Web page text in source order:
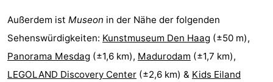
Duinen
aan
Bergen
-
Egmond
-
Außerdem ist Museon in der Nähe der folgenden
Sehenswürdigkeiten: Kunstmuseum Den Haag (±50 m),
Panorama Mesdag (±1,6 km), Madurodam (±1,7 km),
LEGOLAND Discovery Center (±2,6 km) & Kids Eiland